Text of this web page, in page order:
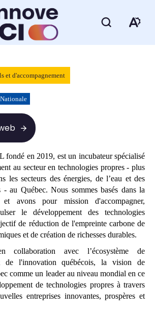
des ressources
et d'accompagnement
fondé en 2019, est un incubateur spécialisé
au secteur en technologies propres - plus
les secteurs des énergies, de l’eau et des
- au Québec. Nous sommes basés dans la
et avons pour mission d'accompagner,
le développement des technologies
de réduction de l'empreinte carbone de
et de création de richesses durables.
collaboration avec l’écosystème de
de l'innovation québécois, la vision de
comme un leader au niveau mondial en ce
de technologies propres à travers
entreprises innovantes, prospères et